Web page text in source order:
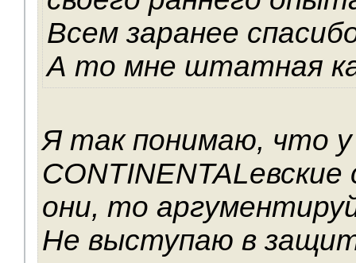
Всем заранее
А то мне штатная
Я так понимаю, что
они, то
Не выступаю в